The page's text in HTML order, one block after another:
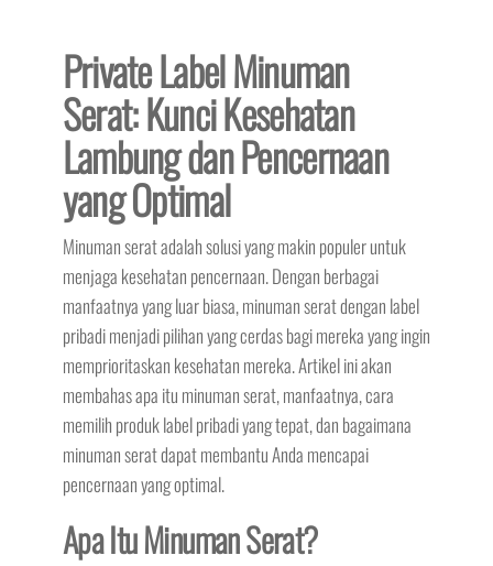
Private Label Minuman
Serat: Kunci Kesehatan
Lambung dan Pencernaan
yang Optimal
Minuman serat adalah solusi yang makin populer untuk
menjaga kesehatan pencernaan. Dengan berbagai
manfaatnya yang luar biasa, minuman serat dengan label
pribadi menjadi pilihan yang cerdas bagi mereka yang ingin
memprioritaskan kesehatan mereka. Artikel ini akan
membahas apa itu minuman serat, manfaatnya, cara
memilih produk label pribadi yang tepat, dan bagaimana
minuman serat dapat membantu Anda mencapai
pencernaan yang optimal.
Apa Itu Minuman Serat?